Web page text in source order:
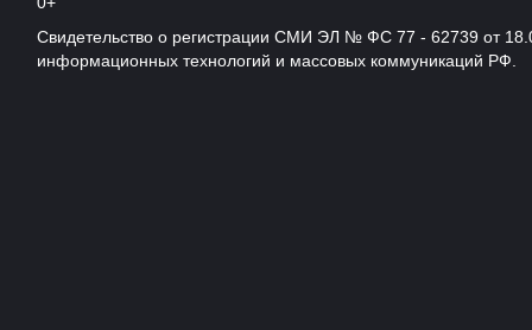
Свидетельство о регистрации СМИ ЭЛ № ФС 77 - 62739 от
информационных технологий и массовых коммуникаций РФ.